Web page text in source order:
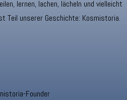
lernen, lachen, lächeln und vielleicht
Teil unserer Geschichte: Kosmistoria.